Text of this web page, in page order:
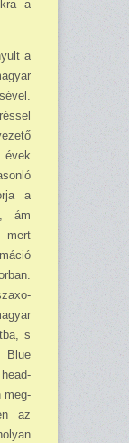
a
a
évek
a
ám
s
Blue
meg­
az